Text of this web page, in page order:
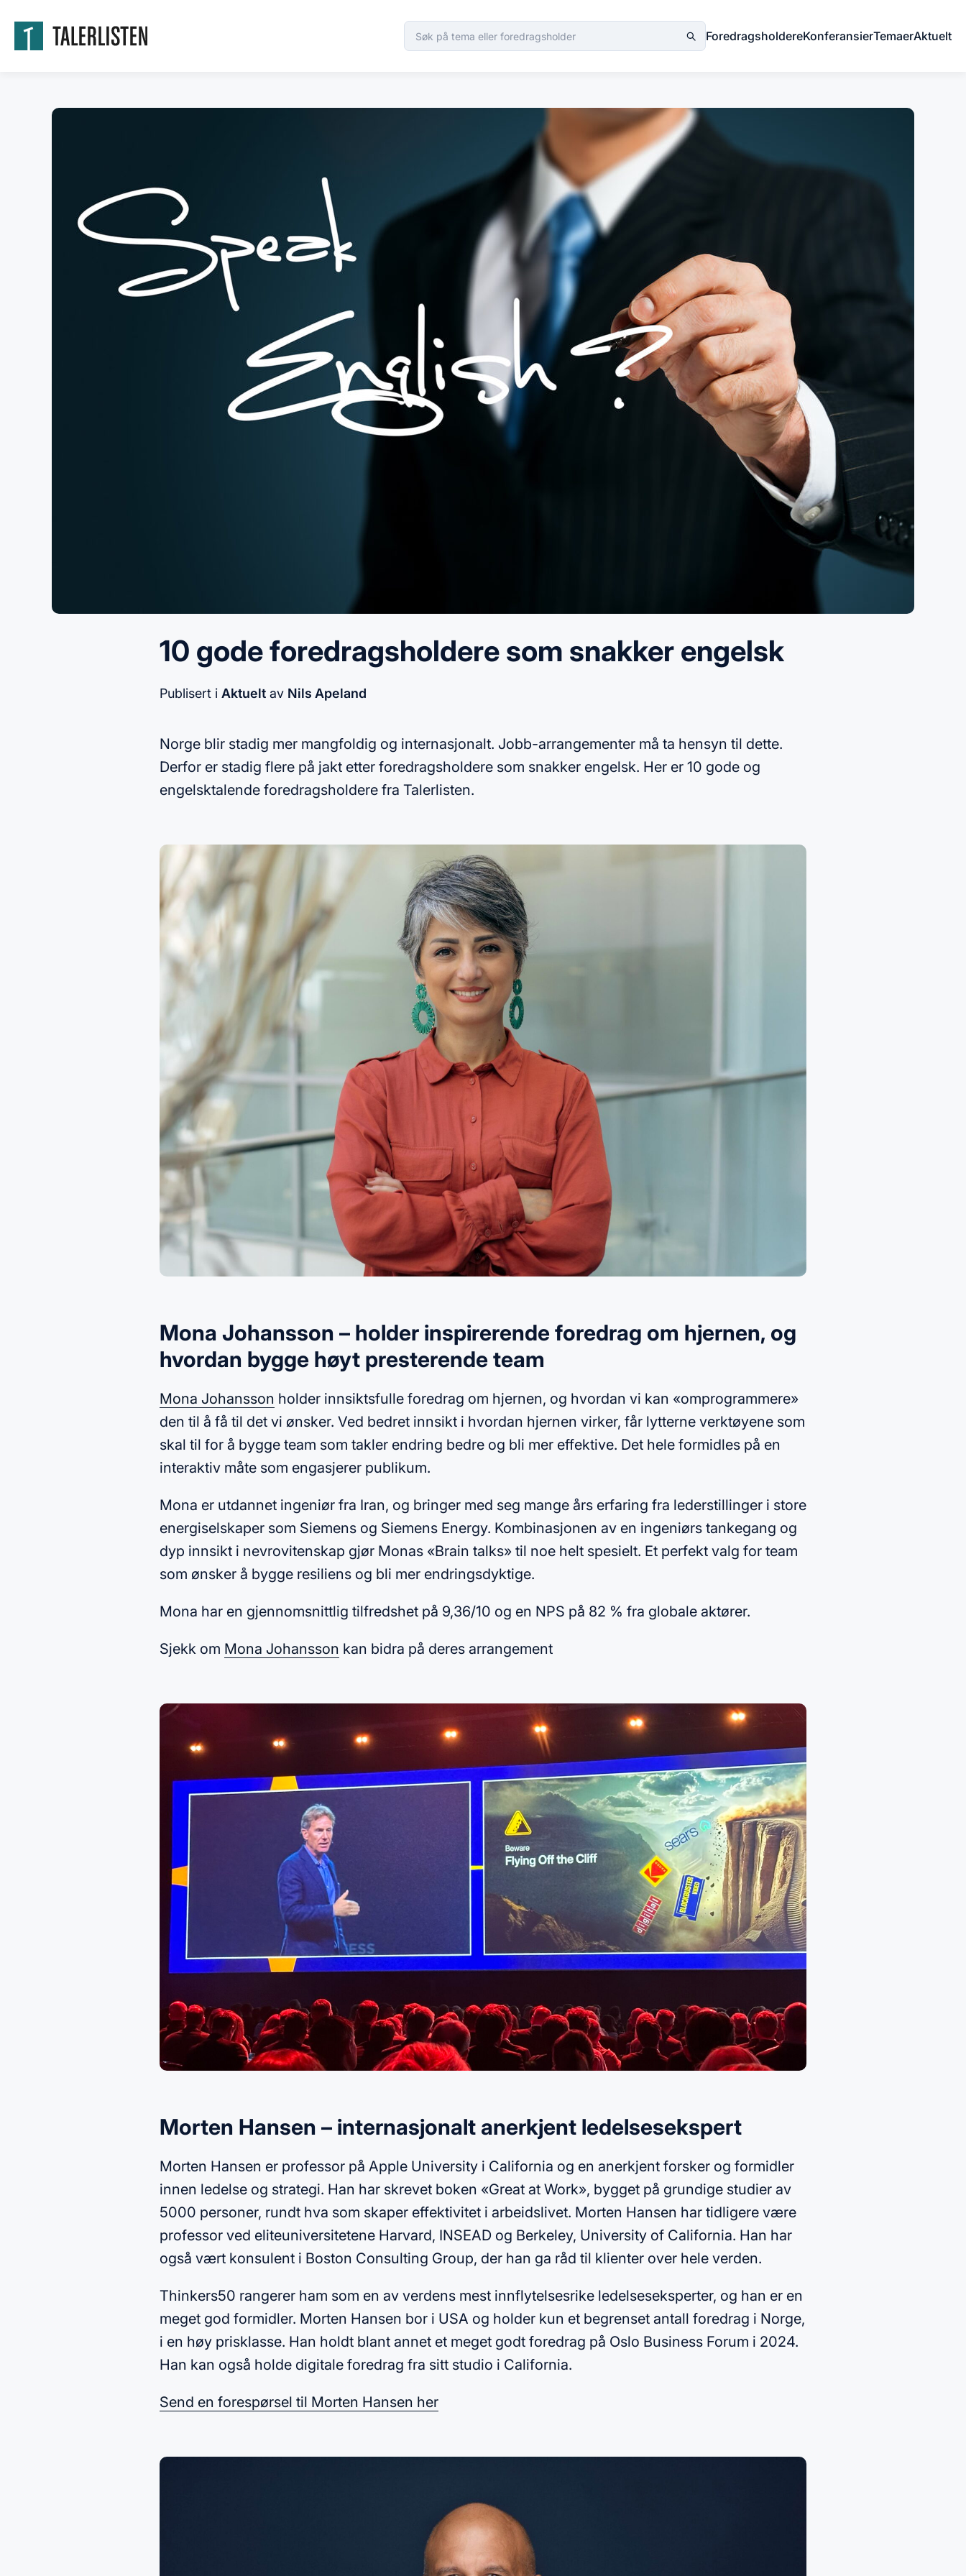
ForedragsholdereKonferansierTemaerAktuelt
10 gode foredragsholdere som snakker engelsk
Publisert i Aktuelt av Nils Apeland
Norge blir stadig mer mangfoldig og internasjonalt. Jobb-arrangementer må ta hensyn til dette.
Derfor er stadig flere på jakt etter foredragsholdere som snakker engelsk. Her er 10 gode og
engelsktalende foredragsholdere fra Talerlisten.
Mona Johansson – holder inspirerende foredrag om hjernen, og
hvordan bygge høyt presterende team
Mona Johansson holder innsiktsfulle foredrag om hjernen, og hvordan vi kan «omprogrammere»
den til å få til det vi ønsker. Ved bedret innsikt i hvordan hjernen virker, får lytterne verktøyene som
skal til for å bygge team som takler endring bedre og bli mer effektive. Det hele formidles på en
interaktiv måte som engasjerer publikum.
Mona er utdannet ingeniør fra Iran, og bringer med seg mange års erfaring fra lederstillinger i store
energiselskaper som Siemens og Siemens Energy. Kombinasjonen av en ingeniørs tankegang og
dyp innsikt i nevrovitenskap gjør Monas «Brain talks» til noe helt spesielt. Et perfekt valg for team
som ønsker å bygge resiliens og bli mer endringsdyktige.
Mona har en gjennomsnittlig tilfredshet på 9,36/10 og en NPS på 82 % fra globale aktører.
Sjekk om Mona Johansson kan bidra på deres arrangement
Morten Hansen – internasjonalt anerkjent ledelsesekspert
Morten Hansen er professor på Apple University i California og en anerkjent forsker og formidler
innen ledelse og strategi. Han har skrevet boken «Great at Work», bygget på grundige studier av
5000 personer, rundt hva som skaper effektivitet i arbeidslivet. Morten Hansen har tidligere være
professor ved eliteuniversitetene Harvard, INSEAD og Berkeley, University of California. Han har
også vært konsulent i Boston Consulting Group, der han ga råd til klienter over hele verden.
Thinkers50 rangerer ham som en av verdens mest innflytelsesrike ledelseseksperter, og han er en
meget god formidler. Morten Hansen bor i USA og holder kun et begrenset antall foredrag i Norge,
i en høy prisklasse. Han holdt blant annet et meget godt foredrag på Oslo Business Forum i 2024.
Han kan også holde digitale foredrag fra sitt studio i California.
Send en forespørsel til Morten Hansen her